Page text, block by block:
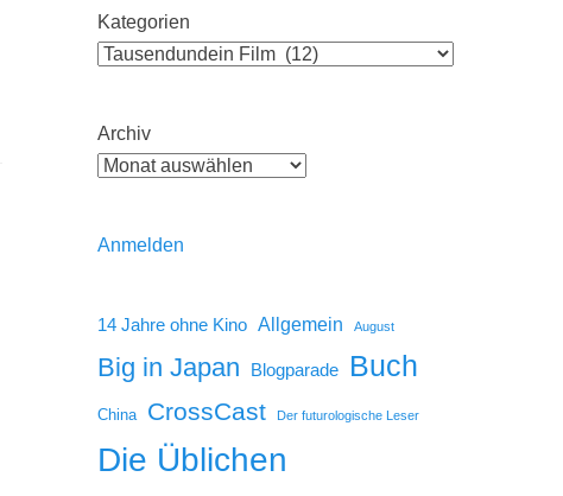
Kategorien
Archiv
Anmelden
14 Jahre ohne Kino Allgemein August
Big in Japan Blogparade Buch
China CrossCast Der futurologische Leser
Die Üblichen